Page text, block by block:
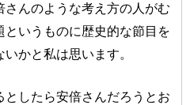
さんのような考え方の人がむ
というものに歴史的な節目を
かと私は思います。
したら安倍さんだろうとお